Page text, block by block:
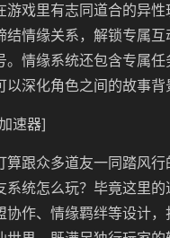
游戏里有志同道合的异
结情缘关系，解锁专属
。情缘系统还包含专属
以深化角色之间的故事背
速器]
算跟众多道友一同踏风
系统怎么玩？毕竟这里
协作、情缘羁绊等设计